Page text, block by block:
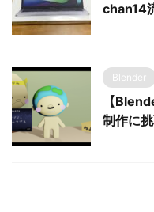
chan14
Blender
【
制作に